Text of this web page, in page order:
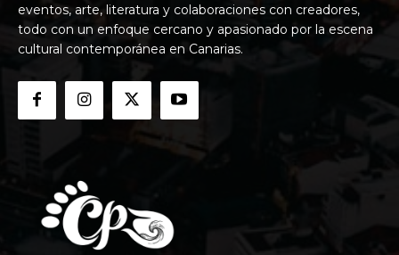
eventos, arte, literatura y colaboraciones con creadores,
todo con un enfoque cercano y apasionado por la escena
cultural contemporánea en Canarias.